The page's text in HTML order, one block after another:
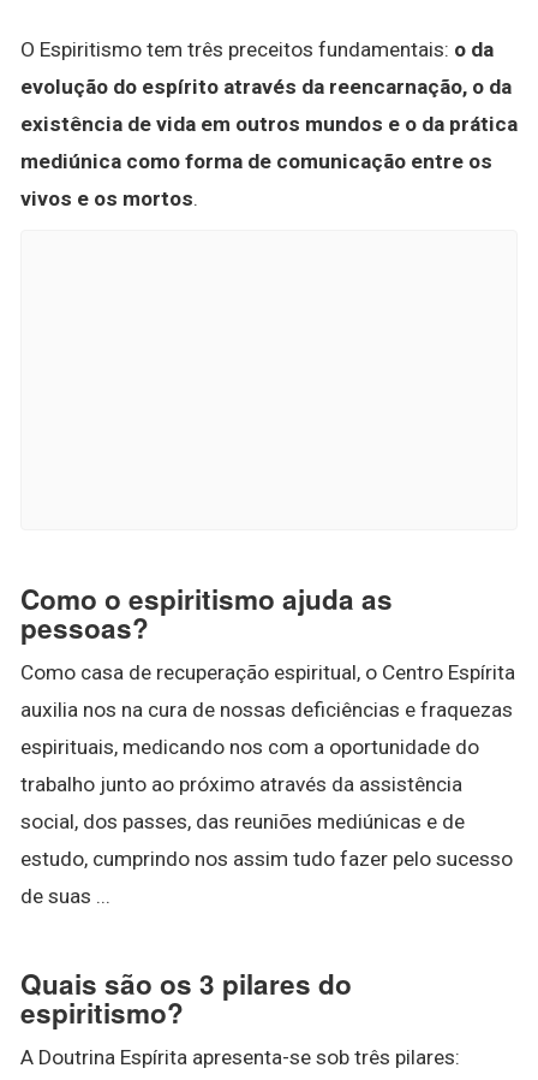
O Espiritismo tem três preceitos fundamentais: o da
evolução do espírito através da reencarnação, o da
existência de vida em outros mundos e o da prática
mediúnica como forma de comunicação entre os
vivos e os mortos.
Como o espiritismo ajuda as
pessoas?
Como casa de recuperação espiritual, o Centro Espírita
auxilia nos na cura de nossas deficiências e fraquezas
espirituais, medicando nos com a oportunidade do
trabalho junto ao próximo através da assistência
social, dos passes, das reuniões mediúnicas e de
estudo, cumprindo nos assim tudo fazer pelo sucesso
de suas ...
Quais são os 3 pilares do
espiritismo?
A Doutrina Espírita apresenta-se sob três pilares: